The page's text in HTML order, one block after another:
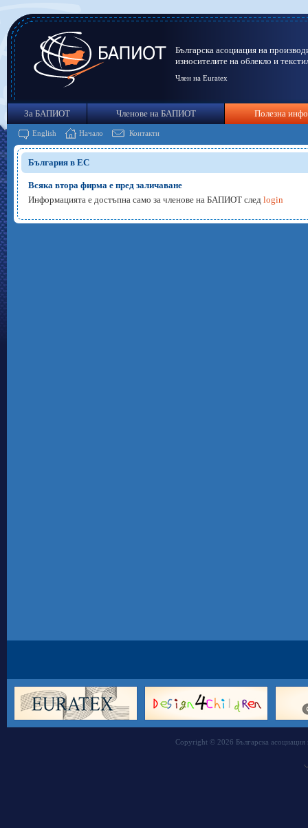
Българска асоциация на
износителите на облекло и
Член на Euratex
За БАПИОТ Членове на БАПИОТ Полезна
English Начало Контакти
България в ЕС
Всяка втора фирма е пред заличаване
Информацията е достъпна само за членове на БАПИОТ след login
Copyright © 2026 Българска асоциация